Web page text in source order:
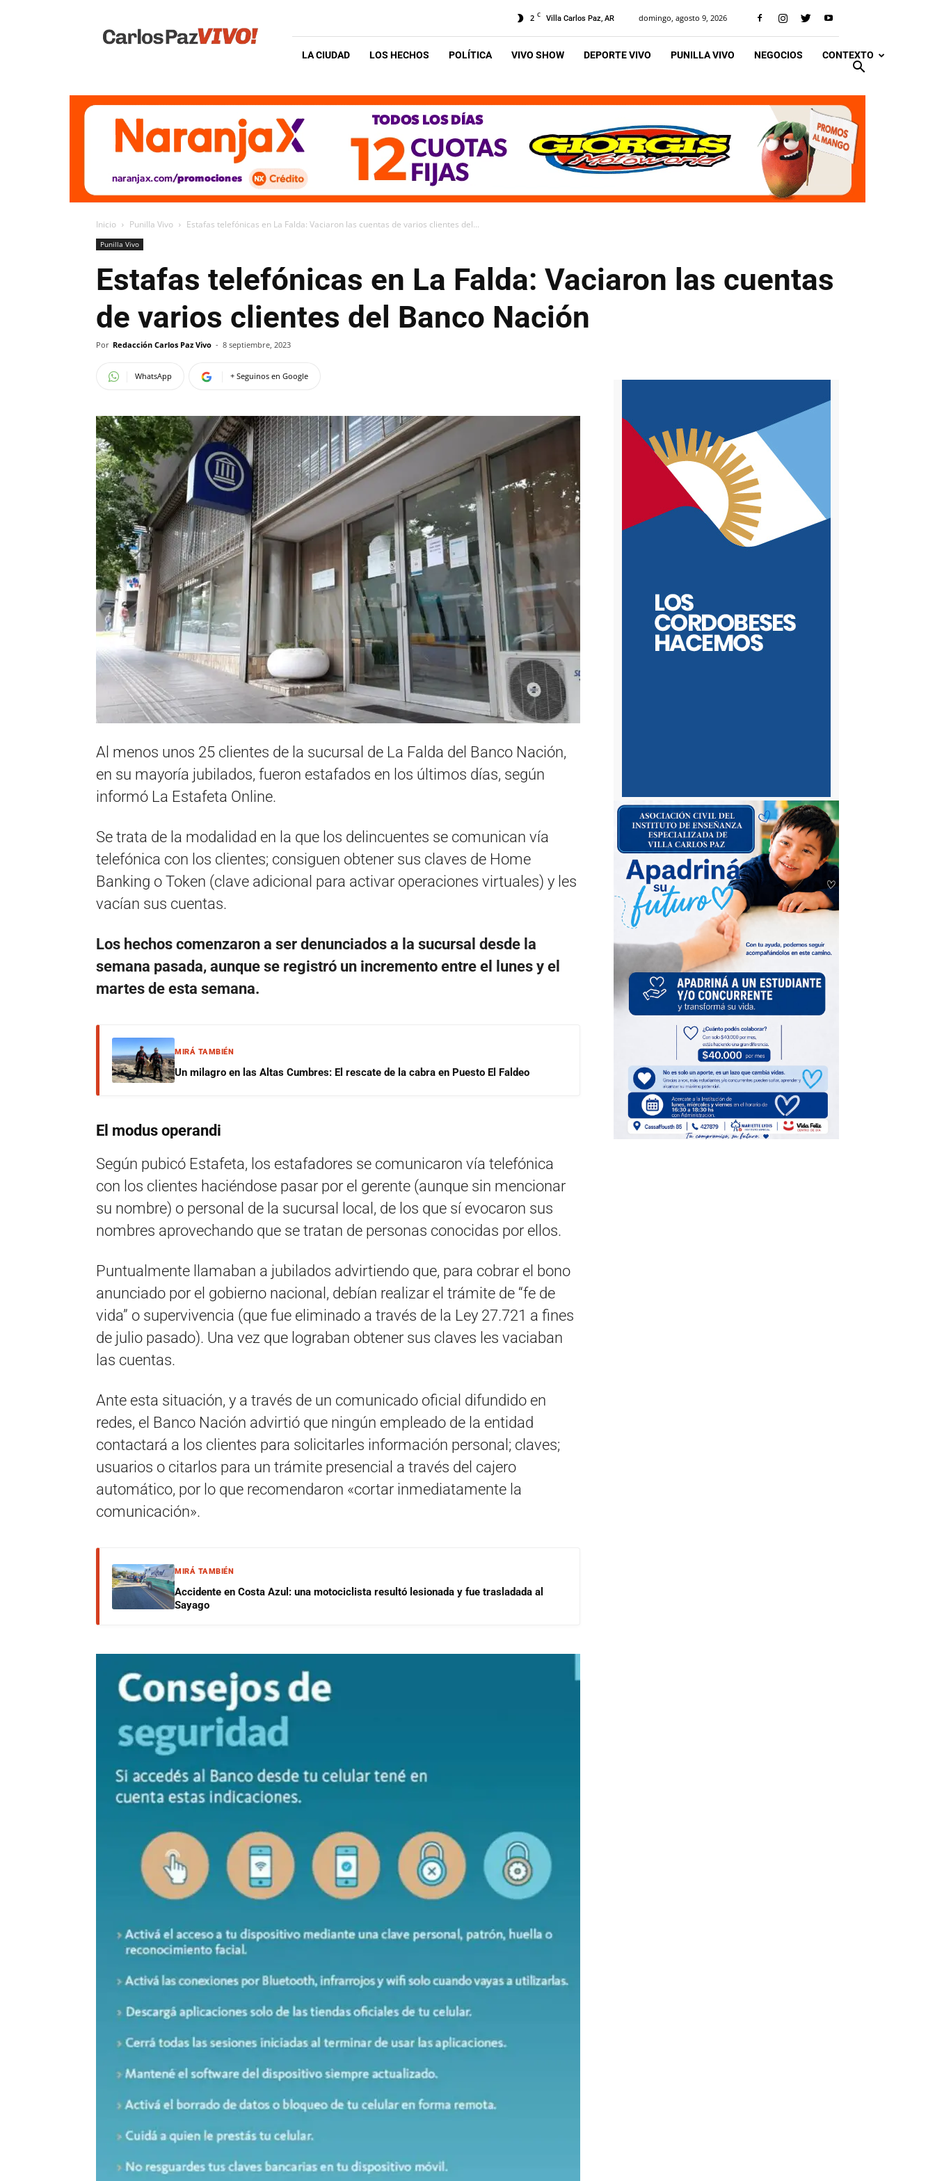
Vivo
2 C Villa Carlos Paz, AR domingo, agosto 9, 2026
LA CIUDAD LOS HECHOS POLÍTICA VIVO SHOW DEPORTE VIVO PUNILLA VIVO NEGOCIOS CONTEXTO
Inicio Punilla Vivo Estafas telefónicas en La Falda: Vaciaron las cuentas de varios clientes del...
Punilla Vivo
Estafas telefónicas en La Falda: Vaciaron las cuentas
de varios clientes del Banco Nación
Por Redacción Carlos Paz Vivo - 8 septiembre, 2023
WhatsApp + Seguinos en Google
Al menos unos 25 clientes de la sucursal de La Falda del Banco Nación,
en su mayoría jubilados, fueron estafados en los últimos días, según
informó La Estafeta Online.
Se trata de la modalidad en la que los delincuentes se comunican vía
telefónica con los clientes; consiguen obtener sus claves de Home
Banking o Token (clave adicional para activar operaciones virtuales) y les
vacían sus cuentas.
Los hechos comenzaron a ser denunciados a la sucursal desde la
semana pasada, aunque se registró un incremento entre el lunes y el
martes de esta semana.
MIRÁ TAMBIÉN
Un milagro en las Altas Cumbres: El rescate de la cabra en Puesto El Faldeo
El modus operandi
Según pubicó Estafeta, los estafadores se comunicaron vía telefónica
con los clientes haciéndose pasar por el gerente (aunque sin mencionar
su nombre) o personal de la sucursal local, de los que sí evocaron sus
nombres aprovechando que se tratan de personas conocidas por ellos.
Puntualmente llamaban a jubilados advirtiendo que, para cobrar el bono
anunciado por el gobierno nacional, debían realizar el trámite de “fe de
vida” o supervivencia (que fue eliminado a través de la Ley 27.721 a fines
de julio pasado). Una vez que lograban obtener sus claves les vaciaban
las cuentas.
Ante esta situación, y a través de un comunicado oficial difundido en
redes, el Banco Nación advirtió que ningún empleado de la entidad
contactará a los clientes para solicitarles información personal; claves;
usuarios o citarlos para un trámite presencial a través del cajero
automático, por lo que recomendaron «cortar inmediatamente la
comunicación».
MIRÁ TAMBIÉN
Accidente en Costa Azul: una motociclista resultó lesionada y fue trasladada al
Sayago